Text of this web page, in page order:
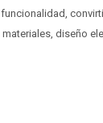
funcionalidad,
materiales, diseño